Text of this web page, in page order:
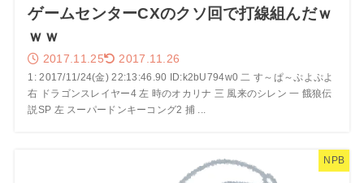
ゲームセンターCXのクソ回で打線組んだｗ
ｗｗ
2017.11.25 2017.11.26
1: 2017/11/24(金) 22:13:46.90 ID:k2bU794w0 二 す～ぱ～ぷよぷよ
右 ドラゴンスレイヤー4 左 時のオカリナ 三 風来のシレン 一 餓狼伝
説SP 左 スーパードンキーコング2 捕 ...
NPB